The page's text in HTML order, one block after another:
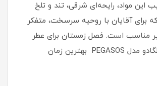
این مواد، رایحه‌ای شرقی، تند و تلخ
برای آقایان با روحیه سرسخت، متفکر
مناسب است. فصل زمستان برای عطر
جیبی مردانه دلگادو مدل PEGASOS بهترین زمان